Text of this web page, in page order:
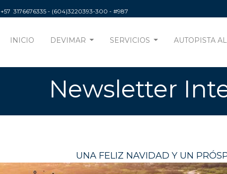
+57 3176676335 - (604)3220393-300 - #987
INICIO DEVIMAR SERVICIOS AUTOPISTA
Newsletter
UNA FELIZ NAVIDAD Y UN